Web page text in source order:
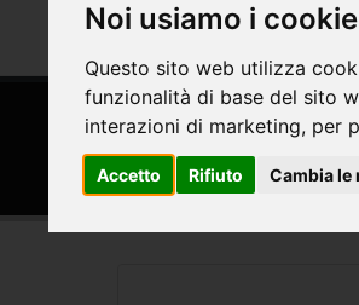
Noi usiamo i
Questo sito web utilizza
funzionalità di base del sito
interazioni di marketing, per
Accetto Rifiuto Cambia le
AREA
HOME CALENDARI
Calendari